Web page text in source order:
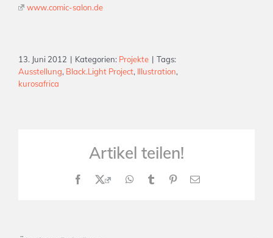
www.comic-salon.de
13. Juni 2012 | Kategorien: Projekte | Tags:
Ausstellung, Black.Light Project, Illustration,
kurosafrica
Artikel teilen!
Facebook WhatsApp
Tumblr Pinterest
E-